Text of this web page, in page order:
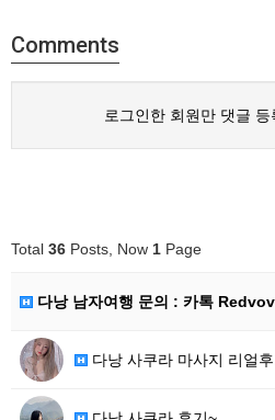
Comments
로그인한 회원만 댓글 등
Total 36 Posts, Now 1 Page
다낭 남자여행 문의 : 카톡
다낭 사쿠라 마사지 리얼후